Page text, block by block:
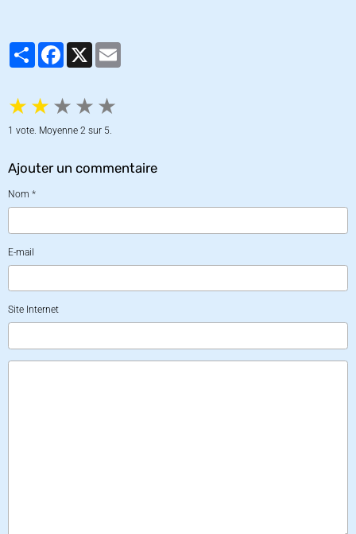
Partager Facebook
★ ★ ★ ★ ★
1 vote. Moyenne 2 sur 5.
Ajouter un commentaire
Nom
E-mail
Site Internet